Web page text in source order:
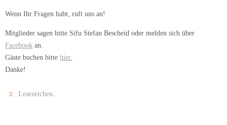
Wenn Ihr Fragen habt, ruft uns an!
Mitglieder sagen bitte Sifu Stefan Bescheid oder melden sich über
Facebook an.
Gäste buchen bitte hier.
Danke!
Lesezeichen.